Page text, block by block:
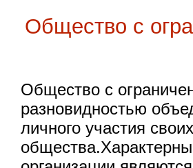
Общество с
Общество с
разновидностью
личного участия